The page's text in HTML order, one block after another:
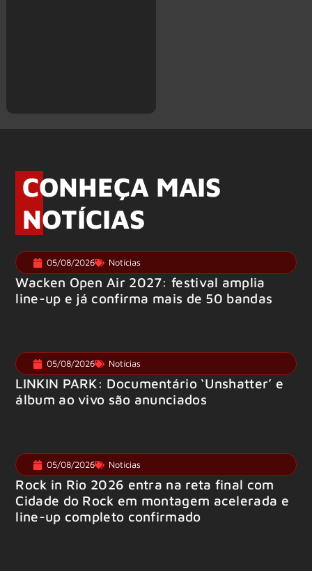
CONHEÇA MAIS
NOTÍCIAS
05/08/2026 Notícias
Wacken Open Air 2027: festival amplia
line-up e já confirma mais de 50 bandas
05/08/2026 Notícias
LINKIN PARK: Documentário ‘Unshatter’ e
álbum ao vivo são anunciados
05/08/2026 Notícias
Rock in Rio 2026 entra na reta final com
Cidade do Rock em montagem acelerada e
line-up completo confirmado